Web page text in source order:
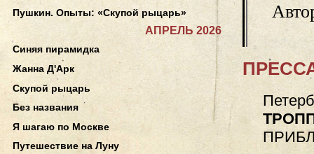
Пушкин. Опыты: «Скупой рыцарь»
АПРЕЛЬ 2026
Синяя пирамидка
Жанна Д'Арк
Скупой рыцарь
Без названия
Я шагаю по Москве
Путешествие на Луну